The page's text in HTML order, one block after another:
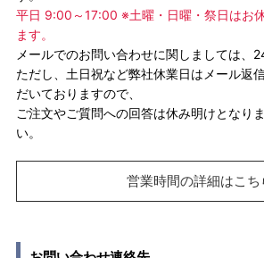
平日 9:00～17:00 ※土曜・日曜・祭日はお
ます。
メールでのお問い合わせに関しましては、
ただし、土日祝など弊社休業日はメール返
だいておりますので、
ご注文やご質問への回答は休み明けとなり
い。
営業時間の詳細はこち